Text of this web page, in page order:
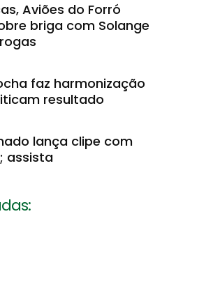
Aviões do Forró
briga com Solange
faz harmonização
resultado
lança clipe com
assista